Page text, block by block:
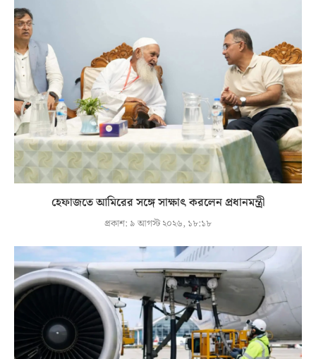
হেফাজতে আমিরের সঙ্গে সাক্ষাৎ করলেন প্রধানমন্ত্রী
প্রকাশ: ৯ আগস্ট ২০২৬, ১৮:১৮